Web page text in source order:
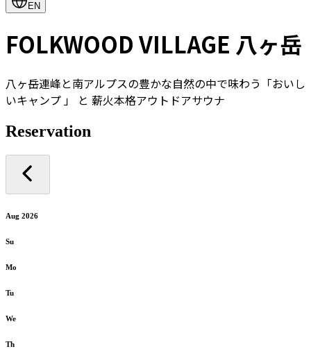
EN
FOLKWOOD VILLAGE ⼋ヶ岳
八ヶ岳連峰と南アルプスの豊かな自然の中で味わう「おいし
いキャンプ 」 と 薪火本格アウトドアサウナ
Reservation
Aug 2026
Su
Mo
Tu
We
Th